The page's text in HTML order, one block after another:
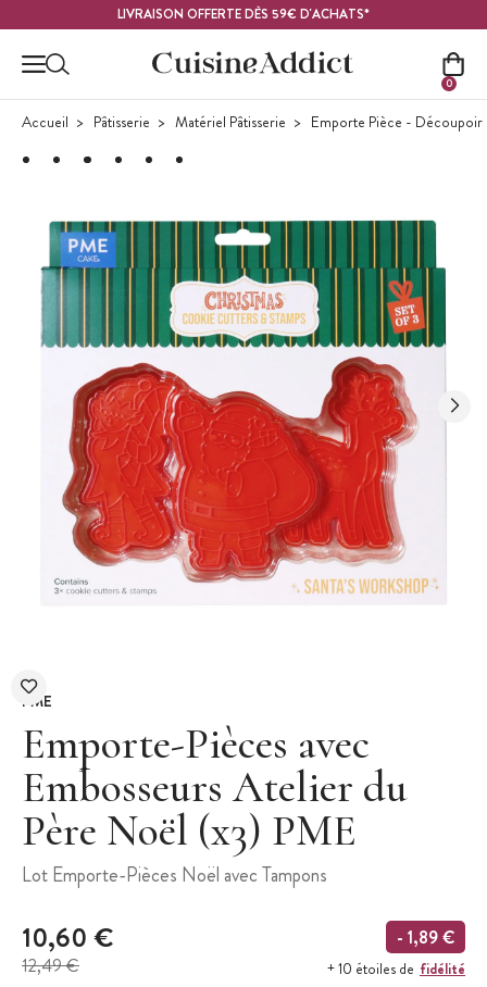
LIVRAISON OFFERTE DÈS 59€ D'ACHATS*
0
Accueil Pâtisserie Matériel Pâtisserie Emporte Pièce - Découpoir
PME
Emporte-Pièces avec
Embosseurs Atelier du
Père Noël (x3) PME
Lot Emporte-Pièces Noël avec Tampons
10,60 €
12,49 €
- 1,89 €
+ 10 étoiles de fidélité